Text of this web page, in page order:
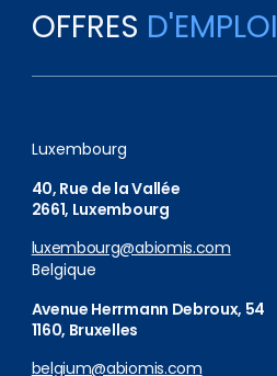
OFFRES D'EMPLOI
Luxembourg
40, Rue de la Vallée
2661, Luxembourg
luxembourg@abiomis.com
Belgique
Avenue Herrmann Debroux, 54
1160, Bruxelles
belgium@abiomis.com